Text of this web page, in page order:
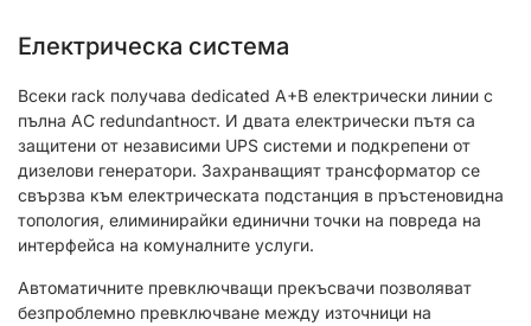
Електрическа система
Всеки rack получава dedicated A+B електрически линии с
пълна AC redundantност. И двата електрически пътя са
защитени от независими UPS системи и подкрепени от
дизелови генератори. Захранващият трансформатор се
свързва към електрическата подстанция в пръстеновидна
топология, елиминирайки единични точки на повреда на
интерфейса на комуналните услуги.
Автоматичните превключващи прекъсвачи позволяват
безпроблемно превключване между източници на